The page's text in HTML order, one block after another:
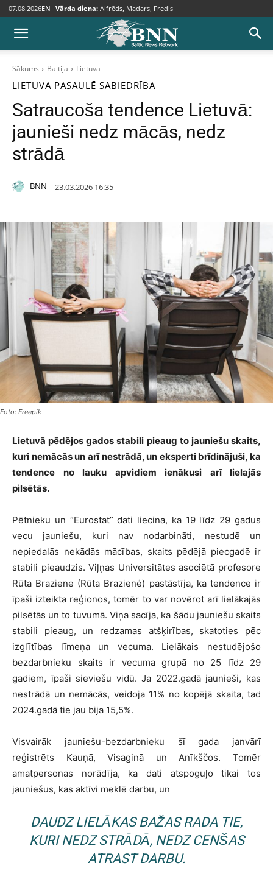
07.08.2026EN Vārda diena: Alfrēds, Madars, Fredis
Sākums Baltija Lietuva
LIETUVA PASAULĒ SABIEDRĪBA
Satraucoša tendence Lietuvā:
jaunieši nedz mācās, nedz
strādā
BNN 23.03.2026 16:35
Foto: Freepik
Lietuvā pēdējos gados stabili pieaug to jauniešu skaits,
kuri nemācās un arī nestrādā, un eksperti brīdinājuši, ka
tendence no lauku apvidiem ienākusi arī lielajās
pilsētās.
Pētnieku un “Eurostat” dati liecina, ka 19 līdz 29 gadus
vecu jauniešu, kuri nav nodarbināti, nestudē un
nepiedalās nekādās mācības, skaits pēdējā piecgadē ir
stabili pieaudzis. Viļņas Universitātes asociētā profesore
Rūta Braziene (Rūta Brazienė) pastāstīja, ka tendence ir
īpaši izteikta reģionos, tomēr to var novērot arī lielākajās
pilsētās un to tuvumā. Viņa sacīja, ka šādu jauniešu skaits
stabili pieaug, un redzamas atšķirības, skatoties pēc
izglītības līmeņa un vecuma. Lielākais nestudējošo
bezdarbnieku skaits ir vecuma grupā no 25 līdz 29
gadiem, īpaši sieviešu vidū. Ja 2022.gadā jaunieši, kas
nestrādā un nemācās, veidoja 11% no kopējā skaita, tad
2024.gadā tie jau bija 15,5%.
Visvairāk jauniešu-bezdarbnieku šī gada janvārī
reģistrēts Kauņā, Visaginā un Anīkščos. Tomēr
amatpersonas norādīja, ka dati atspoguļo tikai tos
jauniešus, kas aktīvi meklē darbu, un
DAUDZ LIELĀKAS BAŽAS RADA TIE,
KURI NEDZ STRĀDĀ, NEDZ CENŠAS
ATRAST DARBU.